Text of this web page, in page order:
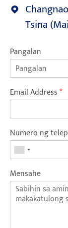
Tsina
Pangalan
Email Address*
Numero ng
Mensahe